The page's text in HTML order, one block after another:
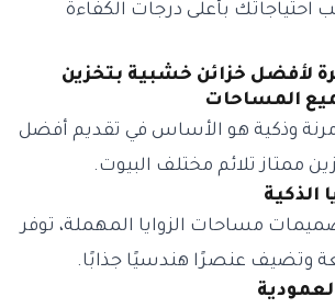
احتياجاتك بأعلى درجات الكفاءة
لأفضل خزائن خشبية بتخزين
المساحات
وذكية هو الأساس في تقديم أفضل
ممتاز تلائم مختلف البيوت.
الذكية
مساحات الزوايا المهملة، توفر
وتضيف عنصرًا هندسيًا جذابًا.